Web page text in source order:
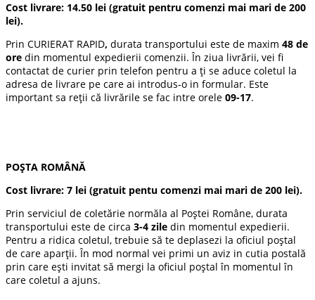
Cost livrare: 14.50 lei (gratuit pentru comenzi mai mari de 200
lei).
Prin CURIERAT RAPID, durata transportului este de maxim 48 de
ore din momentul expedierii comenzii. În ziua livrării, vei fi
contactat de curier prin telefon pentru a ți se aduce coletul la
adresa de livrare pe care ai introdus-o in formular. Este
important sa reții că livrările se fac intre orele 09-17.
POȘTA ROMÂNĂ
Cost livrare: 7 lei (gratuit pentu comenzi mai mari de 200 lei).
Prin serviciul de coletărie normăla al Poștei Române, durata
transportului este de circa 3-4 zile din momentul expedierii.
Pentru a ridica coletul, trebuie să te deplasezi la oficiul poștal
de care aparții. În mod normal vei primi un aviz in cutia postală
prin care ești invitat să mergi la oficiul poștal în momentul în
care coletul a ajuns.